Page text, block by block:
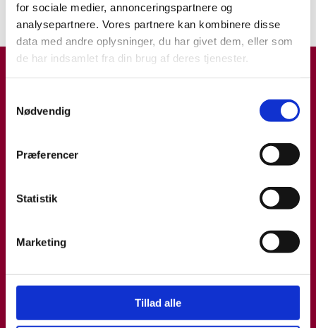
for sociale medier, annonceringspartnere og
analysepartnere. Vores partnere kan kombinere disse
data med andre oplysninger, du har givet dem, eller som
de har indsamlet fra din brug af deres tjenester.
Nødvendig
Præferencer
Statistik
Marketing
Tillad alle
07.04.25 KRONIK